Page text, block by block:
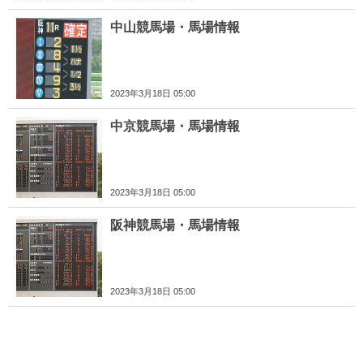
中山競馬場・馬場情報
2023年3月18日 05:00
中京競馬場・馬場情報
2023年3月18日 05:00
阪神競馬場・馬場情報
2023年3月18日 05:00